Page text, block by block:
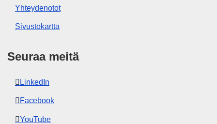
Yhteydenotot
Sivustokartta
Seuraa meitä
LinkedIn
Facebook
YouTube